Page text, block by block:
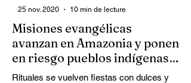
Misiones evangélicas
avanzan en Amazonia y ponen
en riesgo pueblos indígenas y
tradiciones ancestral
Rituales se vuelven fiestas con dulces y
25 nov. 2020
10 min de lecture